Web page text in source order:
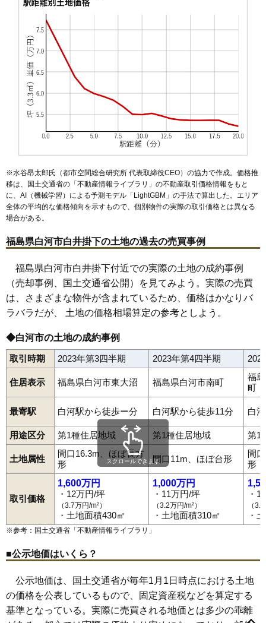
46 四ツ谷
48
明戸
50 田町
51 立石 8.0万円 1,650万円
52 8.0万円
7.8万円
追廻 7.5万円 495万円 2.0%
57 東大沼 7.5万円 972万円 -0.3%
58
60 西三坂山 7.0万円 765万円 8.4%
61 三本松 6.7万円 606万円 -0.6%
62 影鬼越 6.7万円 541万円 -0.1%
63 薄葉 6.6万円 472万円 -4.7%
64 鬼越 6.4万円 550万円
65 五番町川原 6.4万円
66 西大沼 6.3万円 1,257万円 4.1%
67 泉田 6.2万円 541万円 2.9%
68 老久保山 5.8万円 987万円 5.2%
5.6万円
71 八竜神 5.6万円 668万円 3.7%
72 豊地 5.5万円 432万円 4.9%
73 石切場 5.3万円 1,197万円 4.0%
白井掛下 521万円 -1.7%
立石山 1,589万円 6.9%
76 池下裏 5.1万円 417万円 -7.2%
78 金勝寺 4.9万円 452万円 -8.9%
79 十三原道上 4.8万円 2,890万円 4.7%
80 中島 4.8万円 458万円 -1.0%
81 萱根 4.5万円 366万円 0.5%
※水谷昂太郎氏（都市空間総合研究所 代表取締役CEO）の協力で作成。価格推
移は、国土交通省の「不動産情報ライブラリ 」の不動産取引価格情報をもと
に、AI（機械学習）による予測モデル「LightGBM」の手法で算出した。エリア
全体の平均的な価格傾向を示すもので、個別物件の実際の取引価格とは異なる
場合がある。
福島県白河市白井掛下の土地の過去の売買事例
福島県白河市白井掛下付近での実際の土地の成約事例
（売却事例、国土交通省公開）を見てみよう。実際の売買
は、さまざまな物件が含まれているため、価格はかなりバ
ラバラだが、 土地の価格相場算定の参考としよう。
◆白河市の土地の成約事例
取引時期 2023年第3四半期 2023年第4四半期
住居表示 福島県白河市東大沼 福島県白河市南町
福
町
最寄駅 白河駅から徒歩ー分 白河駅から徒歩11分 白
用途区分 第1種住居地域 第1種住居地域 第1
土地属性
間口16.3m、ほぼ長方
形
間口11m、ほぼ台形
間
形
取引価格
1,600万円
・12万円/坪
（3.7万円/m²）
・土地面積430㎡
1,000万円
・11万円/坪
（3.2万円/m²）
・土地面積310㎡
・
（
・
スクロールできます
※参考：国土交通省「不動産情報ライブラリ 」
■公示地価はいくら？
公示地価は、国土交通省が毎年1月1日時点における土地
の価格を公表しているもので、固定資産税などを算定する
基準となっている。実際に売買される地価とは多少の乖離
会津町明戸 旭町愛宕町飯沢山池下池下裏石切場泉田薄葉
馬町円明寺老久保老久保山追廻大坂山 大手町和尚壇山鬼越
表郷番沢表郷八幡郭内影鬼越 金屋町萱根関川窪北裏
北中川原
北登り町 北堀切 北真舟 金勝寺金鈴久田野
五番町川原転坂細工町栄町三本松三本松山十文字菖蒲沢